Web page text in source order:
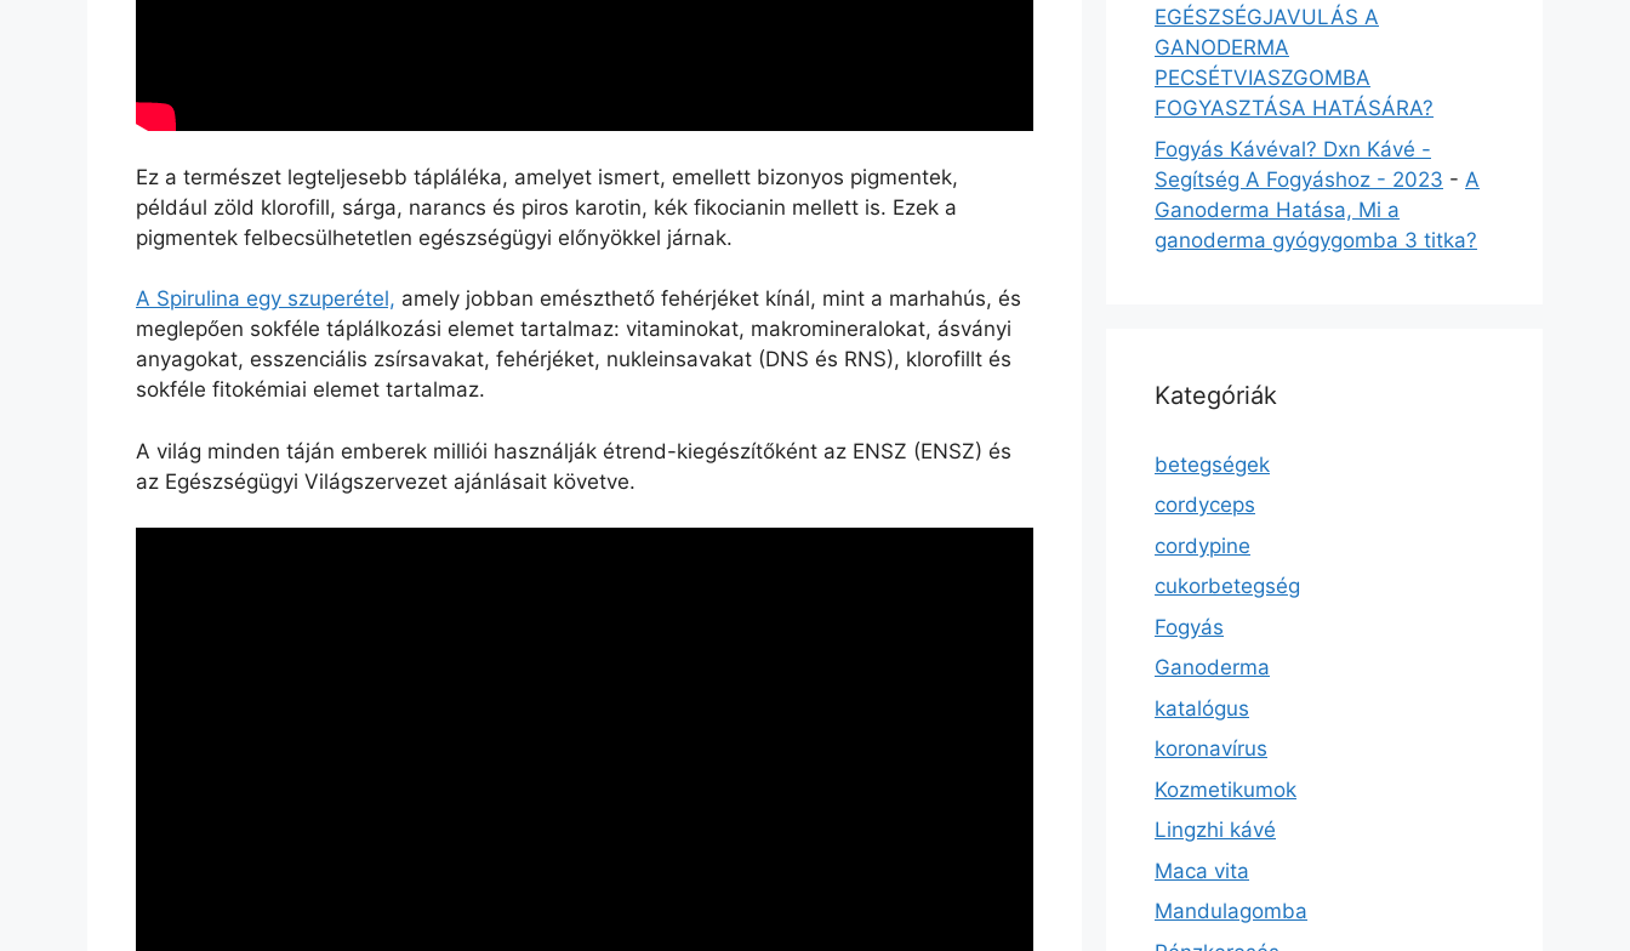
Ez a természet legteljesebb tápláléka, amelyet ismert, emellett bizonyos pigmentek,
például zöld klorofill, sárga, narancs és piros karotin, kék fikocianin mellett is. Ezek a
pigmentek felbecsülhetetlen egészségügyi előnyökkel járnak.
A Spirulina egy szuperétel, amely jobban emészthető fehérjéket kínál, mint a marhahús, és
meglepően sokféle táplálkozási elemet tartalmaz: vitaminokat, makromineralokat, ásványi
anyagokat, esszenciális zsírsavakat, fehérjéket, nukleinsavakat (DNS és RNS), klorofillt és
sokféle fitokémiai elemet tartalmaz.
A világ minden táján emberek milliói használják étrend-kiegészítőként az ENSZ (ENSZ) és
az Egészségügyi Világszervezet ajánlásait követve.
EGÉSZSÉGJAVULÁS A
GANODERMA
PECSÉTVIASZGOMBA
FOGYASZTÁSA HATÁSÁRA?
Fogyás Kávéval? Dxn Kávé -
Segítség A Fogyáshoz - 2023 - A
Ganoderma Hatása, Mi a
ganoderma gyógygomba 3 titka?
Kategóriák
betegségek
cordyceps
cordypine
cukorbetegség
Fogyás
Ganoderma
katalógus
koronavírus
Kozmetikumok
Lingzhi kávé
Maca vita
Mandulagomba